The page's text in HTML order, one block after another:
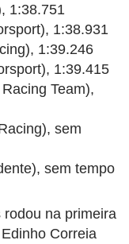
1:38.751
1:38.931
1:39.246
1:39.415
Team),
sem
sem tempo
na primeira
Correia